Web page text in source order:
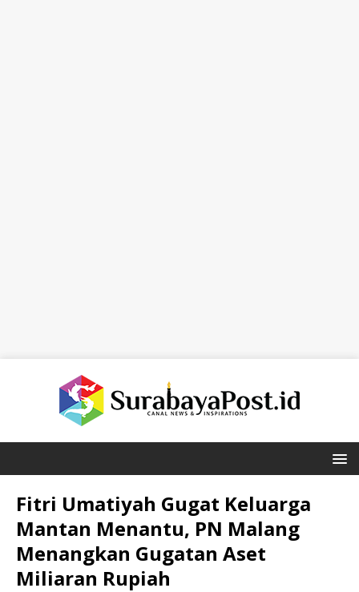
Fitri Umatiyah Gugat Keluarga
Mantan Menantu, PN Malang
Menangkan Gugatan Aset
Miliaran Rupiah